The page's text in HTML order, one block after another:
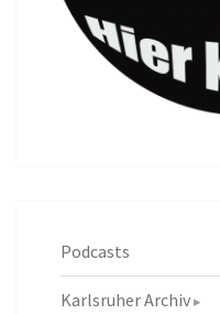
Podcasts
Karlsruher Archiv